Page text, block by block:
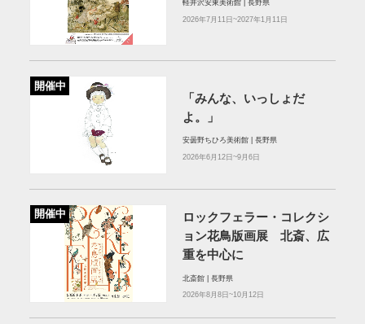
軽井沢安東美術館 | 長野県
2026年7月11日~2027年1月11日
開催中
「みんな、いっしょだ
よ。」
安曇野ちひろ美術館 | 長野県
2026年6月12日~9月6日
開催中
ロックフェラー・コレクシ
ョン花⿃版画展 北斎、広
重を中⼼に
北斎館 | 長野県
2026年8月8日~10月12日